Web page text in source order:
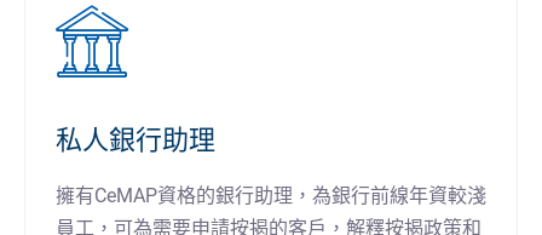
私人銀行助理
擁有CeMAP資格的銀行助理，為銀行前線年資較淺
員工，可為需要申請按揭的客戶，解釋按揭政策和